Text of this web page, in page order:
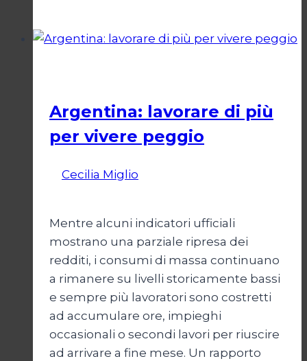
Israele
Argentina: lavorare di più
per vivere peggio
Cecilia Miglio
Mentre alcuni indicatori ufficiali
mostrano una parziale ripresa dei
redditi, i consumi di massa continuano
a rimanere su livelli storicamente bassi
e sempre più lavoratori sono costretti
ad accumulare ore, impieghi
occasionali o secondi lavori per riuscire
ad arrivare a fine mese. Un rapporto